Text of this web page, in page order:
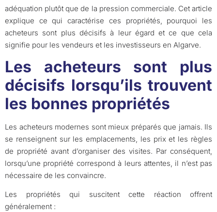
adéquation plutôt que de la pression commerciale. Cet article
explique ce qui caractérise ces propriétés, pourquoi les
acheteurs sont plus décisifs à leur égard et ce que cela
signifie pour les vendeurs et les investisseurs en Algarve.
Les acheteurs sont plus
décisifs lorsqu’ils trouvent
les bonnes propriétés
Les acheteurs modernes sont mieux préparés que jamais. Ils
se renseignent sur les emplacements, les prix et les règles
de propriété avant d’organiser des visites. Par conséquent,
lorsqu’une propriété correspond à leurs attentes, il n’est pas
nécessaire de les convaincre.
Les propriétés qui suscitent cette réaction offrent
généralement :